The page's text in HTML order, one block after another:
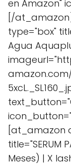
en Amazon"
[/
type="box"
Agua
[at_amazon
title="SERUM
Meses) | X